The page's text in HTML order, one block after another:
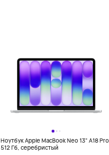
Ноутбук Apple MacBook Neo 13" A18
512 Гб, серебристый